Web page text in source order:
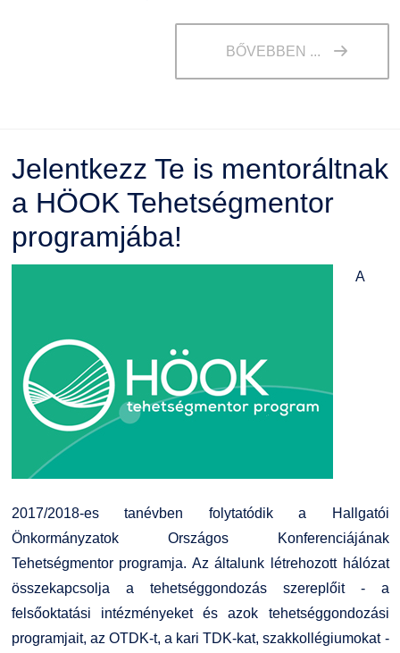
BŐVEBBEN ...
Jelentkezz Te is mentoráltnak
a HÖOK Tehetségmentor
programjába!
A
2017/2018-es tanévben folytatódik a Hallgatói
Önkormányzatok Országos Konferenciájának
Tehetségmentor programja. Az általunk létrehozott hálózat
összekapcsolja a tehetséggondozás szereplőit - a
felsőoktatási intézményeket és azok tehetséggondozási
programjait, az OTDK-t, a kari TDK-kat, szakkollégiumokat -